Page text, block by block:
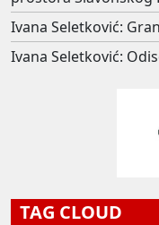
Ivana Seletković:
Ivana Seletković:
TAG CLOUD